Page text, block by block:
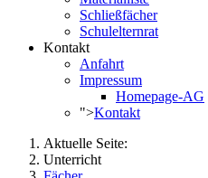
Schließfächer
Schulelternrat
Kontakt
Anfahrt
Impressum
Homepage-AG
">Kontakt
Aktuelle Seite:
Unterricht